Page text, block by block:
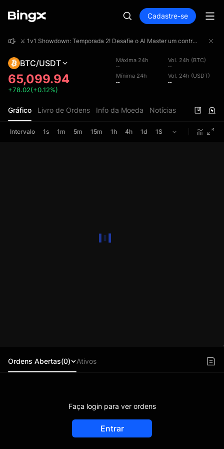
Cadastre-se
⚔️ 1v1 Showdown: Temporada 2! Desafie o AI Master um contra um e concorra a uma premiação total de 4.000.000 USDT!
BTC/USDT
65,099.94
+78.02(+0.12%)
Máxima 24h
--
Vol. 24h (BTC)
--
Mínima 24h
--
Vol. 24h (USDT)
--
Gráfico Livro de Ordens Info da Moeda Notícias
Intervalo 1s 1m 5m 15m 1h 4h 1d 1S
Ordens Abertas(0) Ativos
Faça login para ver ordens
Entrar